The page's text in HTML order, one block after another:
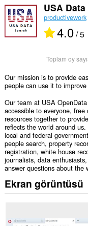
USA
productivework
4.0/ 5
Toplam oy
Our mission is to provide
people can use it to
Our team at USA
accessible to everyone,
resources together to
reflects the world around
local and federal
people search, property
registration, white house
journalists, data
answer questions about the
Ekran görüntüsü